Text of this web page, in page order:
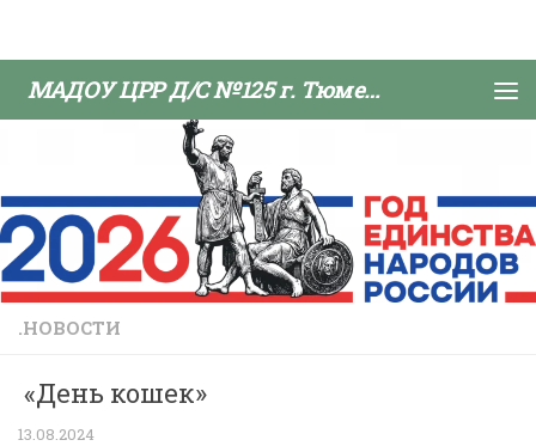
МАДОУ ЦРР Д/С №125 г. Тюмени
.НОВОСТИ
«День кошек»
13.08.2024